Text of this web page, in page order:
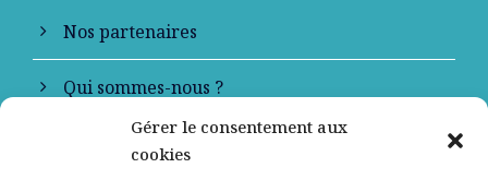
Gérer le consentement aux
cookies
Nos partenaires
Qui sommes-nous ?
Contactez-nous